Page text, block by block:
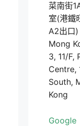
菜南街
室(港鐵
A2出口)
Mong
3, 11/F,
Centre,
South,
Kong
Google